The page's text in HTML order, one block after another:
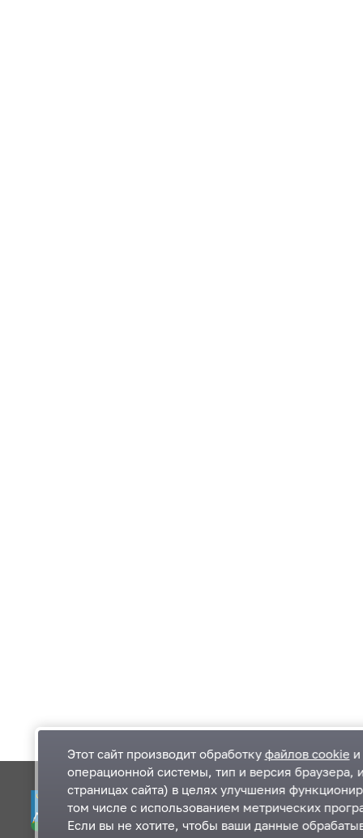
Одинцовский городской округ Московской
области
Этот сайт производит обработку файлов cookie
операционной системы, тип и версия браузера,
страницах сайта) в целях улучшения
том числе с использованием метрических
Если вы не хотите, чтобы ваши данные